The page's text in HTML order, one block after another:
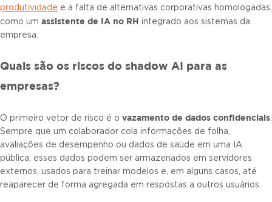
produtividade e a falta de alternativas corporativas homologadas,
como um assistente de IA no RH integrado aos sistemas da
empresa.
Quais são os riscos do shadow AI para as
empresas?
O primeiro vetor de risco é o vazamento de dados confidenciais.
Sempre que um colaborador cola informações de folha,
avaliações de desempenho ou dados de saúde em uma IA
pública, esses dados podem ser armazenados em servidores
externos, usados para treinar modelos e, em alguns casos, até
reaparecer de forma agregada em respostas a outros usuários.